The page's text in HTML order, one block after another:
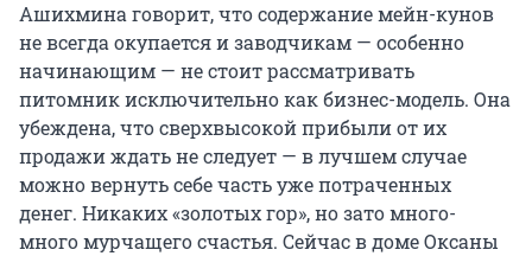
Ашихмина говорит, что содержание мейн-кунов
не всегда окупается и заводчикам — особенно
начинающим — не стоит рассматривать
питомник исключительно как бизнес-модель. Она
убеждена, что сверхвысокой прибыли от их
продажи ждать не следует — в лучшем случае
можно вернуть себе часть уже потраченных
денег. Никаких «золотых гор», но зато много-
много мурчащего счастья. Сейчас в доме Оксаны